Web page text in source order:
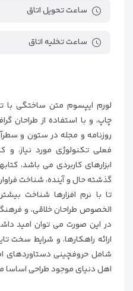
ساعت تحویل اتاق
ساعت تخلیه اتاق
لورم ایپسوم متن ساختگی با
چاپ، و با استفاده از طراحان
روزنامه و مجله در ستون و
فعلی تکنولوژی مورد نیاز، و
ابزارهای کاربردی می باشد،
گذشته حال و آینده، شناخت
تا با نرم افزارها شناخت
الخصوص طراحان خلاقی، و
در این صورت می توان امید
ارائه راهکارها، و شرایط سخت
شامل حروفچینی دستاوردهای
اهل دنیای موجود طراحی اساسا